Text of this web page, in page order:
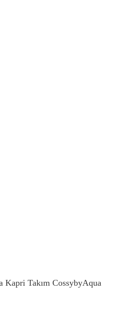
Kapri Takım CossybyAqua